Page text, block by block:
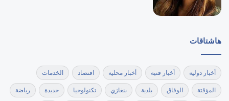
هاشتاقات
أخبار دولية أخبار فنية أخبار محلية اقتصاد الخدمات
المؤقتة الوفاق بلدية بنغازي تكنولوجيا جديدة رياضة